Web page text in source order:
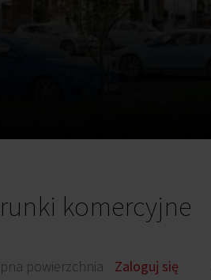
komercyjne
powierzchnia Zaloguj się